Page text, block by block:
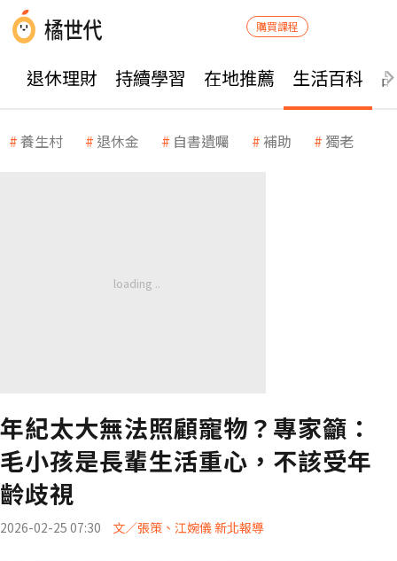
購買課程
退休理財 持續學習 在地推薦 生活百科
養生村 退休金 自書遺囑 補助 獨老
年紀太大無法照顧寵物？專家籲：
毛小孩是長輩生活重心，不該受年
齡歧視
2026-02-25 07:30 文／張策、江婉儀 新北報導